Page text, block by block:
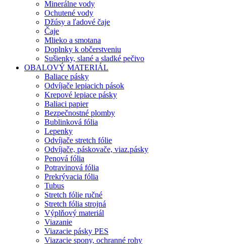
Minerálne vody
Ochutené vody
Džúsy a ľadové čaje
Čaje
Mlieko a smotana
Doplnky k občerstveniu
Sušienky, slané a sladké pečivo
OBALOVÝ MATERIÁL
Baliace pásky
Odvíjače lepiacich pások
Krepové lepiace pásky
Baliaci papier
Bezpečnostné plomby
Bublinková fólia
Lepenky
Odvíjače stretch fólie
Odvíjače, páskovače, viaz.pásky
Penová fólia
Potravinová fólia
Prekrývacia fólia
Tubus
Stretch fólie ručné
Stretch fólia strojná
Výplňový materiál
Viazanie
Viazacie pásky PES
Viazacie spony, ochranné rohy